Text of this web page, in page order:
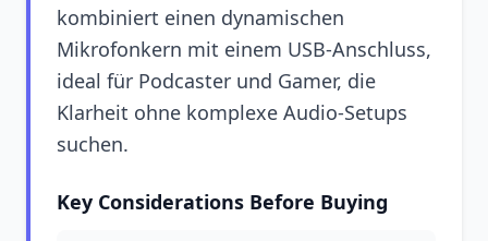
kombiniert einen dynamischen
Mikrofonkern mit einem USB-Anschluss,
ideal für Podcaster und Gamer, die
Klarheit ohne komplexe Audio-Setups
suchen.
Key Considerations Before Buying